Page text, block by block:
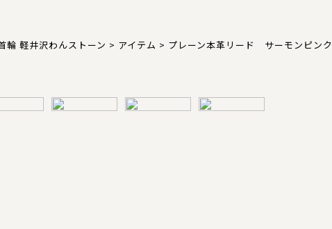
輪 軽井沢わんストーン > アイテム > プレーン本革リード サーモンピンク